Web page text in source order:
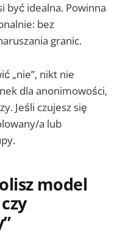
być idealna. Powinna
bez
granic.
„nie”, nikt nie
dla anonimowości,
Jeśli czujesz się
a lub
model